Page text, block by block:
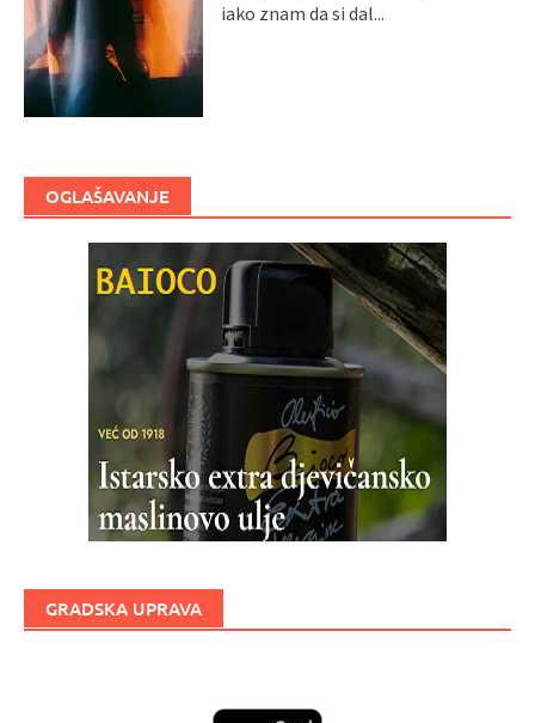
iako znam da si dal...
OGLAŠAVANJE
GRADSKA UPRAVA